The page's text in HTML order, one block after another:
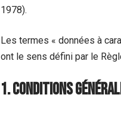
1978).
Les termes « données à
ont le sens défini par le
1. Conditions